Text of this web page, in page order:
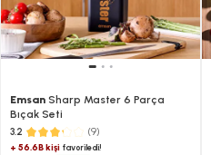
Emsan Sharp Master 6 Parça
Bıçak Seti
3.2 (9)
+ 56.6B kişi favoriledi!